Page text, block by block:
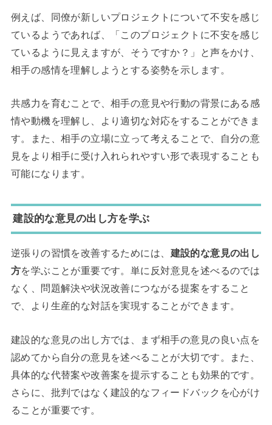
例えば、同僚が新しいプロジェクトについて不安を感じ
ているようであれば、「このプロジェクトに不安を感じ
ているように見えますが、そうですか？」と声をかけ、
相手の感情を理解しようとする姿勢を示します。
共感力を育むことで、相手の意見や行動の背景にある感
情や動機を理解し、より適切な対応をすることができま
す。また、相手の立場に立って考えることで、自分の意
見をより相手に受け入れられやすい形で表現することも
可能になります。
建設的な意見の出し方を学ぶ
逆張りの習慣を改善するためには、 建設的な意見の出し
方を学ぶことが重要です。単に反対意見を述べるのでは
なく、問題解決や状況改善につながる提案をすること
で、より生産的な対話を実現することができます。
建設的な意見の出し方では、まず相手の意見の良い点を
認めてから自分の意見を述べることが大切です。また、
具体的な代替案や改善案を提示することも効果的です。
さらに、批判ではなく建設的なフィードバックを心がけ
ることが重要です。